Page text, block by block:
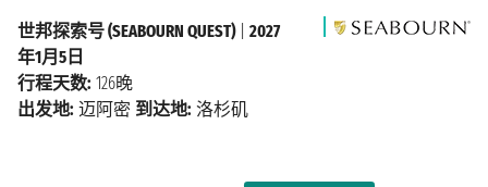
世邦探索号 (SEABOURN QUEST)| 2027
年1月5日
行程天数: 126晚
出发地: 迈阿密 到达地: 洛杉矶